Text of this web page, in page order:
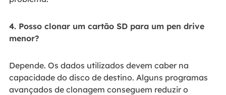
4. Posso clonar um cartão SD para um pen drive
menor?
Depende. Os dados utilizados devem caber na
capacidade do disco de destino. Alguns programas
avançados de clonagem conseguem reduzir o